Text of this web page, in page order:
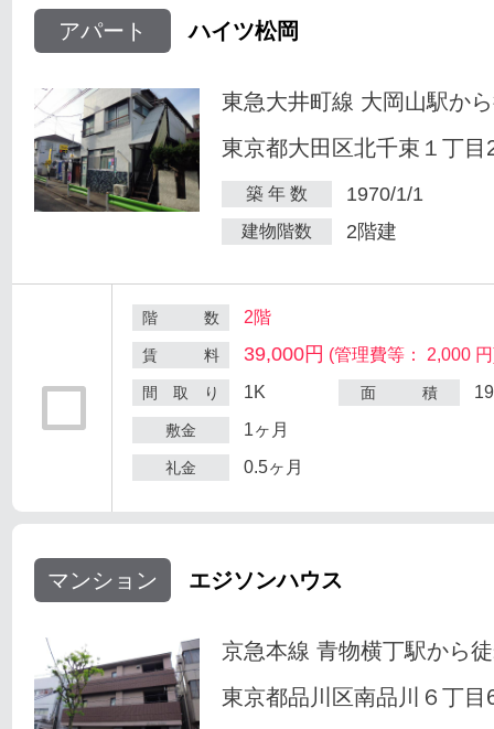
アパート ハイツ松岡
東急大井町線 大岡山駅か
東京都大田区北千束１丁目
築 年 数 1970/1/1
建物階数 2階建
階 数 2階
賃 料 39,000円 (管理費等： 2,000
間 取 り 1K 面 積
敷金 1ヶ月
礼金 0.5ヶ月
マンション エジソンハウス
京急本線 青物横丁駅から
東京都品川区南品川６丁目